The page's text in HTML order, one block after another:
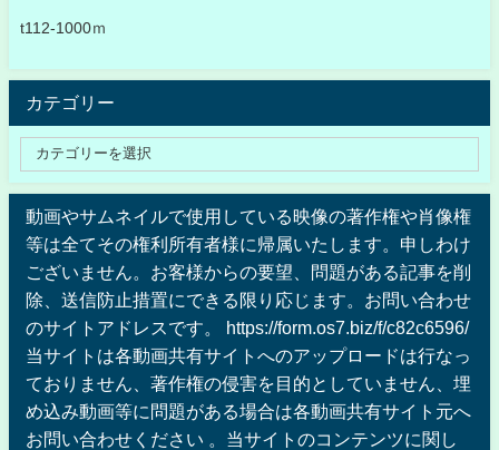
t112-1000ｍ
カテゴリー
動画やサムネイルで使用している映像の著作権や肖像権
等は全てその権利所有者様に帰属いたします。申しわけ
ございません。お客様からの要望、問題がある記事を削
除、送信防止措置にできる限り応じます。お問い合わせ
のサイトアドレスです。 https://form.os7.biz/f/c82c6596/
当サイトは各動画共有サイトへのアップロードは行なっ
ておりません、著作権の侵害を目的としていません、埋
め込み動画等に問題がある場合は各動画共有サイト元へ
お問い合わせください 。当サイトのコンテンツに関し